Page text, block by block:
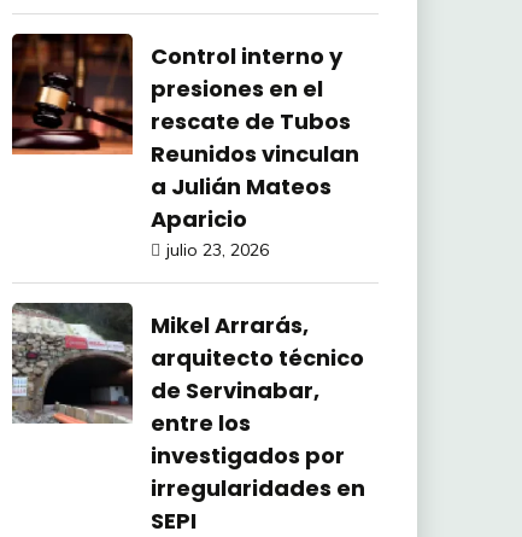
Control interno y
presiones en el
rescate de Tubos
Reunidos vinculan
a Julián Mateos
Aparicio
julio 23, 2026
Mikel Arrarás,
arquitecto técnico
de Servinabar,
entre los
investigados por
irregularidades en
SEPI